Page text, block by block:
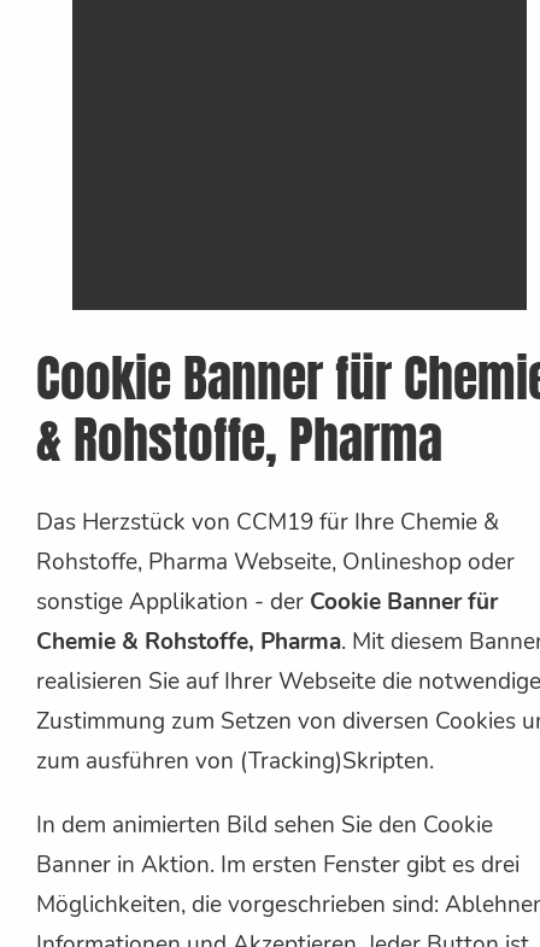
Cookie Banner für
& Rohstoffe, Pharma
Das Herzstück von CCM19 für Ihre Chemie &
Rohstoffe, Pharma Webseite, Onlineshop oder
sonstige Applikation - der Cookie Banner für
Chemie & Rohstoffe, Pharma. Mit diesem
realisieren Sie auf Ihrer Webseite die notwendige
Zustimmung zum Setzen von diversen Cookies
zum ausführen von (Tracking)Skripten.
In dem animierten Bild sehen Sie den Cookie
Banner in Aktion. Im ersten Fenster gibt es drei
Möglichkeiten, die vorgeschrieben sind: